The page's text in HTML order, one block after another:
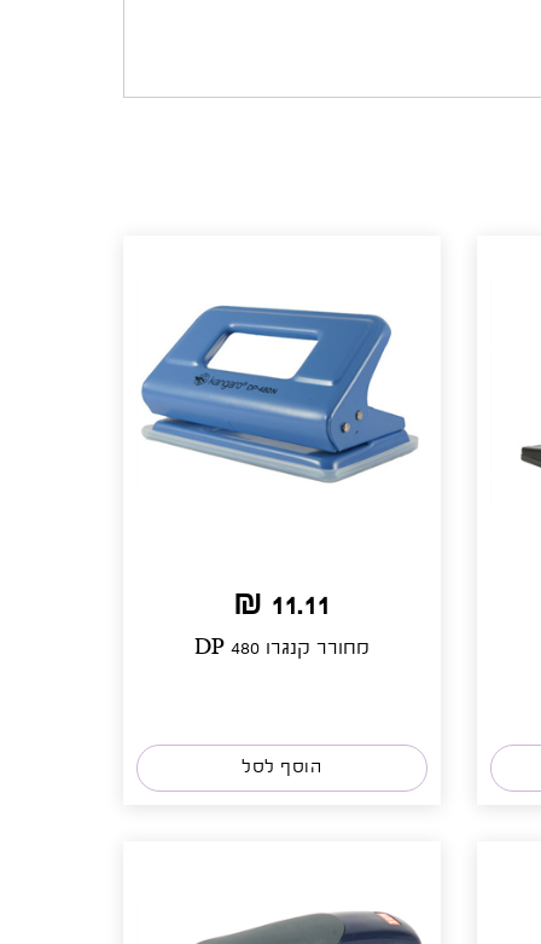
11.11 ₪
מחורר קנגרו DP 480
הוסף לסל